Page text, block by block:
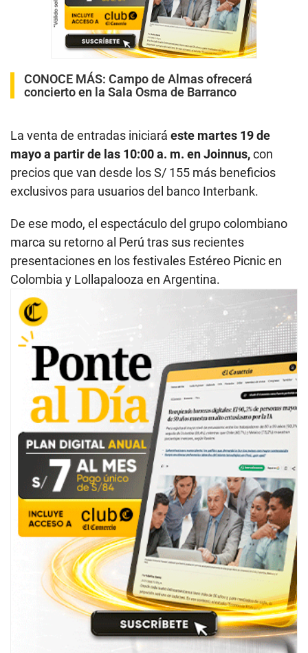
CONOCE MÁS: Campo de Almas ofrecerá
concierto en la Sala Osma de Barranco
La venta de entradas iniciará este martes 19 de
mayo a partir de las 10:00 a. m. en Joinnus,con
precios que van desde los S/ 155 más beneficios
exclusivos para usuarios del banco Interbank.
De ese modo, el espectáculo del grupo colombiano
marca su retorno al Perú tras sus recientes
presentaciones en los festivales Estéreo Picnic en
Colombia y Lollapalooza en Argentina.